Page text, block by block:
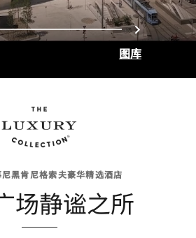
1 2 3 下一页
图库
黑肯尼格索夫豪华精选酒店
场静谧之所